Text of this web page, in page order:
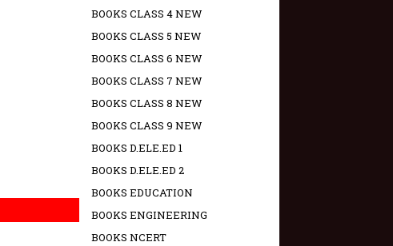
BOOKS CLASS 4 NEW
BOOKS CLASS 5 NEW
BOOKS CLASS 6 NEW
BOOKS CLASS 7 NEW
BOOKS CLASS 8 NEW
BOOKS CLASS 9 NEW
BOOKS D.ELE.ED 1
BOOKS D.ELE.ED 2
BOOKS EDUCATION
BOOKS ENGINEERING
BOOKS NCERT